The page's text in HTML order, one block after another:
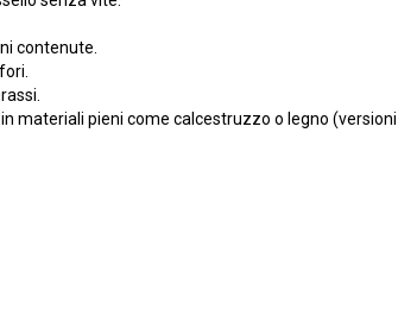
contenute.
pieni come calcestruzzo o legno (versioni